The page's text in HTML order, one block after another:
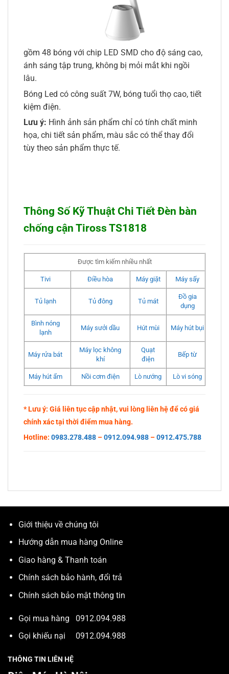
gồm 48 bóng với chip LED SMD cho độ sáng cao,
ánh sáng tập trung, không bị mỏi mắt khi ngồi
lâu.
Bóng Led có công suất 7W, bóng tuổi thọ cao, tiết
kiệm điện.
Lưu ý: Hình ảnh sản phẩm chỉ có tính chất minh
họa, chi tiết sản phẩm, màu sắc có thể thay đổi
tùy theo sản phẩm thực tế.
Thông Số Kỹ Thuật Chi Tiết Đèn bàn
chống cận Tiross TS1818
Được tìm kiếm nhiều nhất
Tivi Điều hòa Máy giặt Máy sấy
Tủ lạnh Tủ đông Tủ mát
Đồ gia
dụng
Bình nóng
lạnh
Máy sưởi dầu Hút mùi Máy hút bụi
Máy rửa bát
Máy lọc không
khí
Quạt
điện
Bếp từ
Máy hút ẩm Nồi cơm điện Lò nướng Lò vi sóng
* Lưu ý: Giá liên tục cập nhật, vui lòng liên hệ để có giá
chính xác tại thời điểm mua hàng.
Hotline: 0983.278.488 –0912.094.988 –0912.475.788
Giới thiệu về chúng tôi
Hướng dẫn mua hàng Online
Giao hàng & Thanh toán
Chính sách bảo hành, đổi trả
Chính sách bảo mật thông tin
Gọi mua hàng 0912.094.988
Gọi khiếu nại 0912.094.988
THÔNG TIN LIÊN HỆ